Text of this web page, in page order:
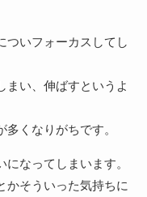
ついフォーカスしてし
まい、伸ばすというよ
くなりがちです。
なってしまいます。
かそういった気持ちに